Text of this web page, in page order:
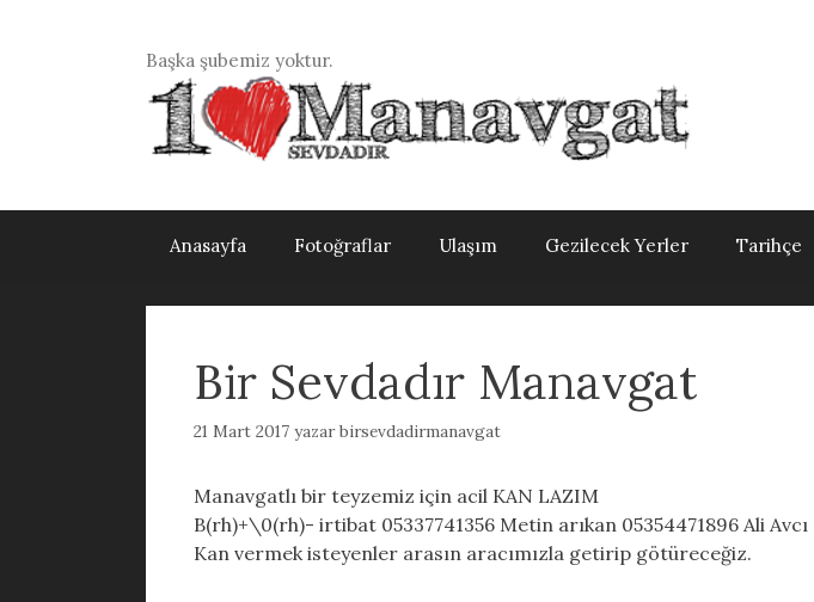
Başka şubemiz yoktur.
Anasayfa Fotoğraflar Ulaşım Gezilecek Yerler Tarihçe
Bir Sevdadır Manavgat
21 Mart 2017 yazarbirsevdadirmanavgat
Manavgatlı bir teyzemiz için acil KAN LAZIM
B(rh)+\0(rh)- irtibat 05337741356 Metin arıkan 05354471896 Ali Avcı
Kan vermek isteyenler arasın aracımızla getirip götüreceğiz.